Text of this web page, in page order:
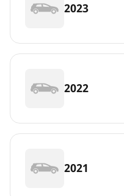
2023
2022
2021